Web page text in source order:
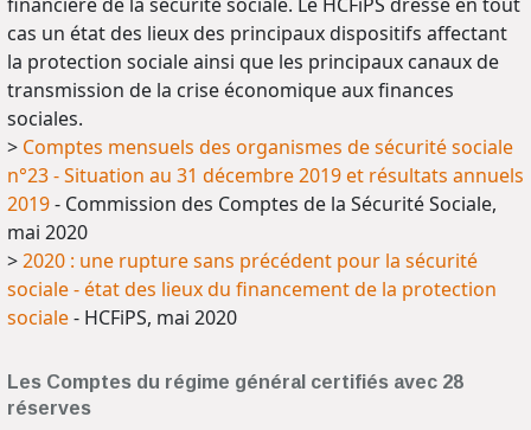
cas un état des lieux des principaux dispositifs affectant
la protection sociale ainsi que les principaux canaux de
transmission de la crise économique aux finances
sociales.
> Comptes mensuels des organismes de sécurité sociale
n°23 - Situation au 31 décembre 2019 et résultats annuels
2019- Commission des Comptes de la Sécurité Sociale,
mai 2020
>2020 : une rupture sans précédent pour la sécurité
sociale - état des lieux du financement de la protection
sociale- HCFiPS, mai 2020
Les Comptes du régime général certifiés avec 28
réserves